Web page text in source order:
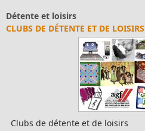
Détente et loisirs
CLUBS DE DÉTENTE ET DE LOISIRS
Clubs de détente et de loisirs